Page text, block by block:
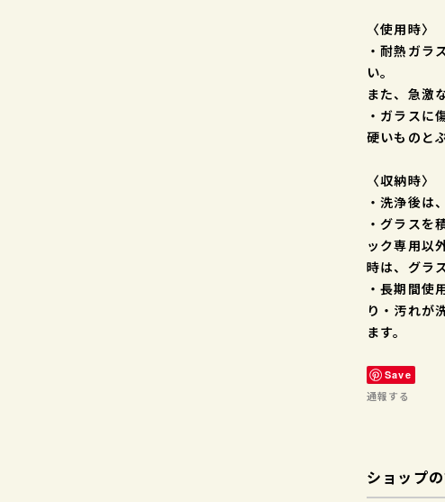
〈使用時〉
・耐熱ガラ
い。
また、急激
・ガラスに
硬いものと
〈収納時〉
・洗浄後は
・グラスを
ック専用以
時は、グラ
・長期間使
り・汚れが
ます。
Save
通報する
ショップ